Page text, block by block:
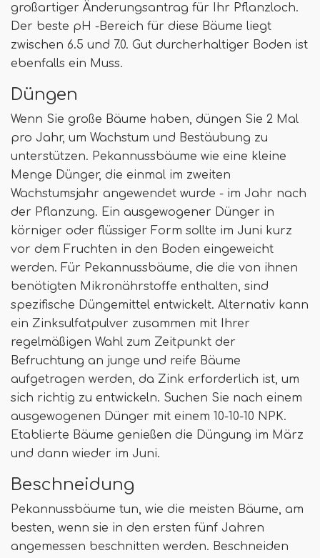
großartiger Änderungsantrag für Ihr Pflanzloch.
Der beste pH -Bereich für diese Bäume liegt
zwischen 6.5 und 7.0. Gut durcherhaltiger Boden ist
ebenfalls ein Muss.
Düngen
Wenn Sie große Bäume haben, düngen Sie 2 Mal
pro Jahr, um Wachstum und Bestäubung zu
unterstützen. Pekannussbäume wie eine kleine
Menge Dünger, die einmal im zweiten
Wachstumsjahr angewendet wurde - im Jahr nach
der Pflanzung. Ein ausgewogener Dünger in
körniger oder flüssiger Form sollte im Juni kurz
vor dem Fruchten in den Boden eingeweicht
werden. Für Pekannussbäume, die die von ihnen
benötigten Mikronährstoffe enthalten, sind
spezifische Düngemittel entwickelt. Alternativ kann
ein Zinksulfatpulver zusammen mit Ihrer
regelmäßigen Wahl zum Zeitpunkt der
Befruchtung an junge und reife Bäume
aufgetragen werden, da Zink erforderlich ist, um
sich richtig zu entwickeln. Suchen Sie nach einem
ausgewogenen Dünger mit einem 10-10-10 NPK.
Etablierte Bäume genießen die Düngung im März
und dann wieder im Juni.
Beschneidung
Pekannussbäume tun, wie die meisten Bäume, am
besten, wenn sie in den ersten fünf Jahren
angemessen beschnitten werden. Beschneiden